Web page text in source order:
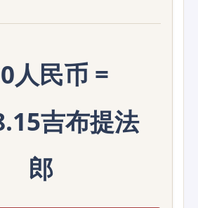
人民币 =
吉布提法
郎